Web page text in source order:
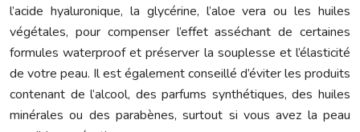
l’acide hyaluronique, la glycérine, l’aloe vera ou les huiles
végétales, pour compenser l’effet asséchant de certaines
formules waterproof et préserver la souplesse et l’élasticité
de votre peau. Il est également conseillé d’éviter les produits
contenant de l’alcool, des parfums synthétiques, des huiles
minérales ou des parabènes, surtout si vous avez la peau